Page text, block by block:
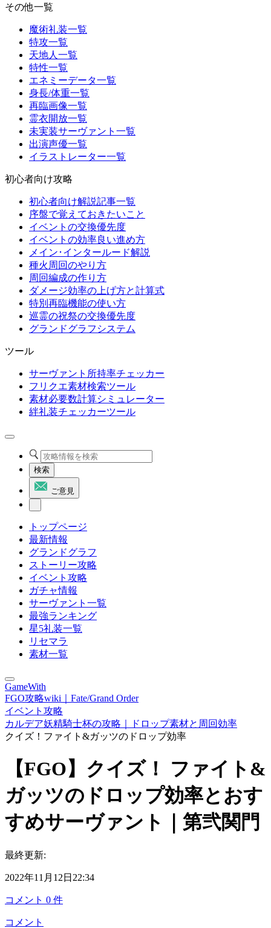
その他一覧
魔術礼装一覧
特攻一覧
天地人一覧
特性一覧
エネミーデータ一覧
身長/体重一覧
再臨画像一覧
霊衣開放一覧
未実装サーヴァント一覧
出演声優一覧
イラストレーター一覧
初心者向け攻略
初心者向け解説記事一覧
序盤で覚えておきたいこと
イベントの交換優先度
イベントの効率良い進め方
メイン･インタールード解説
種火周回のやり方
周回編成の作り方
ダメージ効率の上げ方と計算式
特別再臨機能の使い方
巡霊の祝祭の交換優先度
グランドグラフシステム
ツール
サーヴァント所持率チェッカー
フリクエ素材検索ツール
素材必要数計算シミュレーター
絆礼装チェッカーツール
検索
ご意見
トップページ
最新情報
グランドグラフ
ストーリー攻略
イベント攻略
ガチャ情報
サーヴァント一覧
最強ランキング
星5礼装一覧
リセマラ
素材一覧
GameWith
FGO攻略wiki｜Fate/Grand Order
イベント攻略
カルデア妖精騎士杯の攻略｜ドロップ素材と周回効率
クイズ！ファイト&ガッツのドロップ効率
【FGO】クイズ！ ファイト&
ガッツのドロップ効率とおす
すめサーヴァント｜第弐関門
最終更新:
2022年11月12日22:34
コメント 0 件
コメント